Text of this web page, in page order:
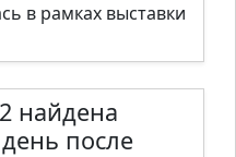
в рамках выставки
найдена
после